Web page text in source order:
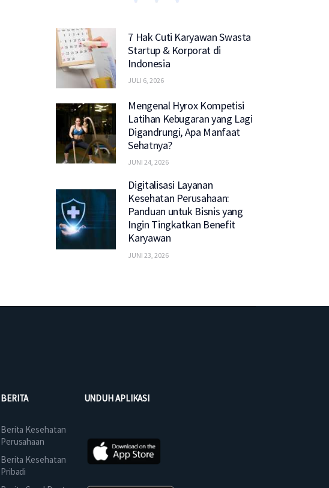
7 Hak Cuti Karyawan Swasta
Startup & Korporat di
Indonesia
JULI 6, 2026
Mengenal Hyrox Kompetisi
Latihan Kebugaran yang Lagi
Digandrungi, Apa Manfaat
Sehatnya?
JUNI 24, 2026
Digitalisasi Layanan
Kesehatan Perusahaan:
Panduan untuk Bisnis yang
Ingin Tingkatkan Benefit
Karyawan
JUNI 23, 2026
BERITA
Berita Kesehatan
Perusahaan
Berita Kesehatan
Pribadi
UNDUH APLIKASI